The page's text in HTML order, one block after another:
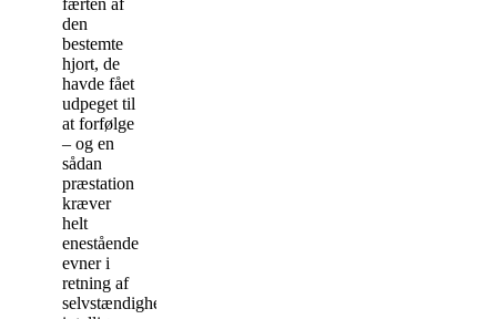
færten af
den
bestemte
hjort, de
havde fået
udpeget til
at forfølge
– og en
sådan
præstation
kræver
helt
enestående
evner i
retning af
selvstændighed,